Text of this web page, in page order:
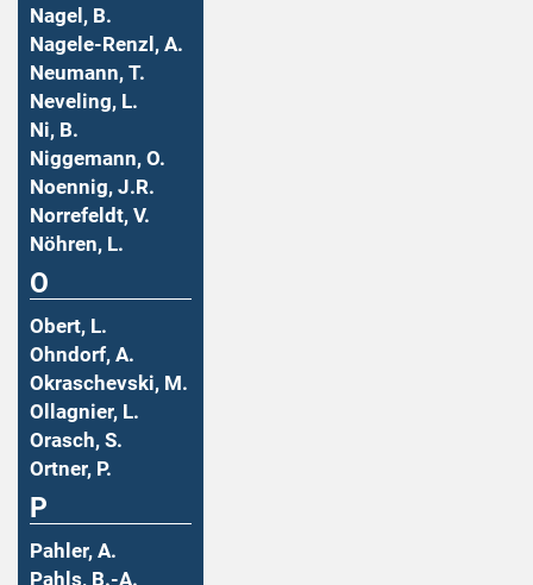
Nagel, B.
Nagele-Renzl, A.
Neumann, T.
Neveling, L.
Ni, B.
Niggemann, O.
Noennig, J.R.
Norrefeldt, V.
Nöhren, L.
O
Obert, L.
Ohndorf, A.
Okraschevski, M.
Ollagnier, L.
Orasch, S.
Ortner, P.
P
Pahler, A.
Pahls, B.-A.